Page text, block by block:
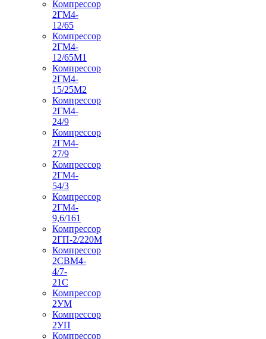
Компрессор
2ГМ4-
12/65
Компрессор
2ГМ4-
12/65М1
Компрессор
2ГМ4-
15/25М2
Компрессор
2ГМ4-
24/9
Компрессор
2ГМ4-
27/9
Компрессор
2ГМ4-
54/3
Компрессор
2ГМ4-
9,6/161
Компрессор
2ГП-2/220М
Компрессор
2СВМ4-
4/7-
21С
Компрессор
2УМ
Компрессор
2УП
Компрессор